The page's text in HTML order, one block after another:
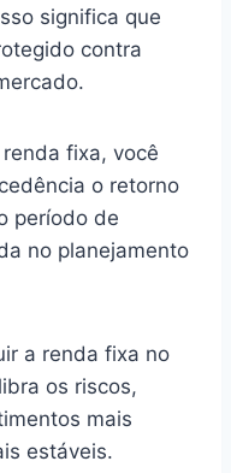
significa que
contra
renda fixa, você
o retorno
período de
no planejamento
a renda fixa no
os riscos,
mais
estáveis.